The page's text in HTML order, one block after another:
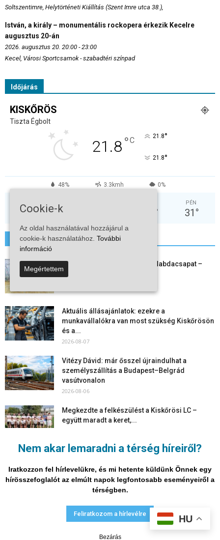
Nem akar lemaradni a térség híreiről?
Iratkozzon fel hírlevelükre, és mi hetente küldünk Önnek egy
hírösszefoglalót az elmúlt napok legfontosabb eseményeiről a
térségben.
Feliratkozom a hírlevélre
Bezárás
Soltszentimre, Helytörténeti Kiállítás (Szent Imre utca 38.),
István, a király – monumentális rockopera érkezik Kecelre
augusztus 20-án
2026. augusztus 20. 20:00 - 23:00
Kecel, Városi Sportcsarnok - szabadtéri színpad
Időjárás
KISKŐRÖS
Tiszta Égbolt
21.8°C 21.8°
21.8°
48% 3.3kmh 0%
37° 38 °
PÉN
31 °
További hírek
Megszűnt a kiskőrösi női kézilabdacsapat –
egy korszak ért véget
Aktuális állásajánlatok: ezekre a
munkavállalókra van most szükség Kiskőrösön
és a...
2026-08-07
Vitézy Dávid: már ősszel újraindulhat a
személyszállítás a Budapest–Belgrád
vasútvonalon
2026-08-06
Megkezdte a felkészülést a Kiskőrösi LC –
együtt maradt a keret,...
szabadulni a kontinens a...
2026-08-05
Adatvédelmi nyilatkozat Médiaajánlat Impresszum
HU
Cookie-k
Az oldal használatával hozzájárul a
cookie-k használatához. További
információ
Megértettem